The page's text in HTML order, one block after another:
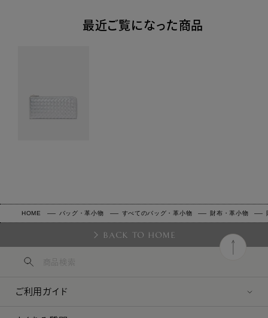
最近ご覧になった商品
HOME バッグ・革小物 すべてのバッグ・革小物 財布・革小物
BACK TO HOME
ご利用ガイド